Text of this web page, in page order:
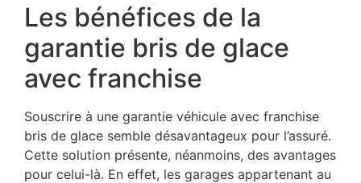
Les bénéfices de la
garantie bris de glace
avec franchise
Souscrire à une garantie véhicule avec franchise
bris de glace semble désavantageux pour l’assuré.
Cette solution présente, néanmoins, des avantages
pour celui-là. En effet, les garages appartenant au